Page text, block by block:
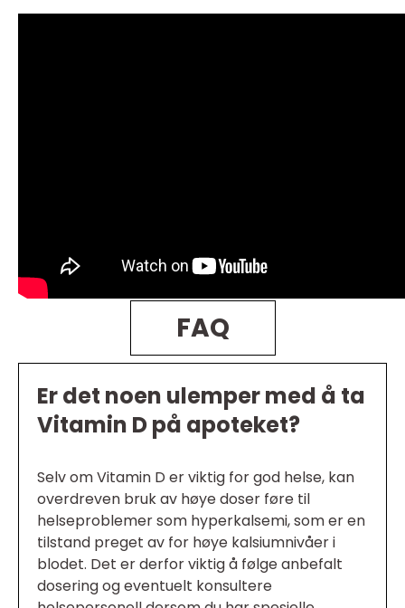
FAQ
Er det noen ulemper med å ta
Vitamin D på apoteket?
Selv om Vitamin D er viktig for god helse, kan
overdreven bruk av høye doser føre til
helseproblemer som hyperkalsemi, som er en
tilstand preget av for høye kalsiumnivåer i
blodet. Det er derfor viktig å følge anbefalt
dosering og eventuelt konsultere